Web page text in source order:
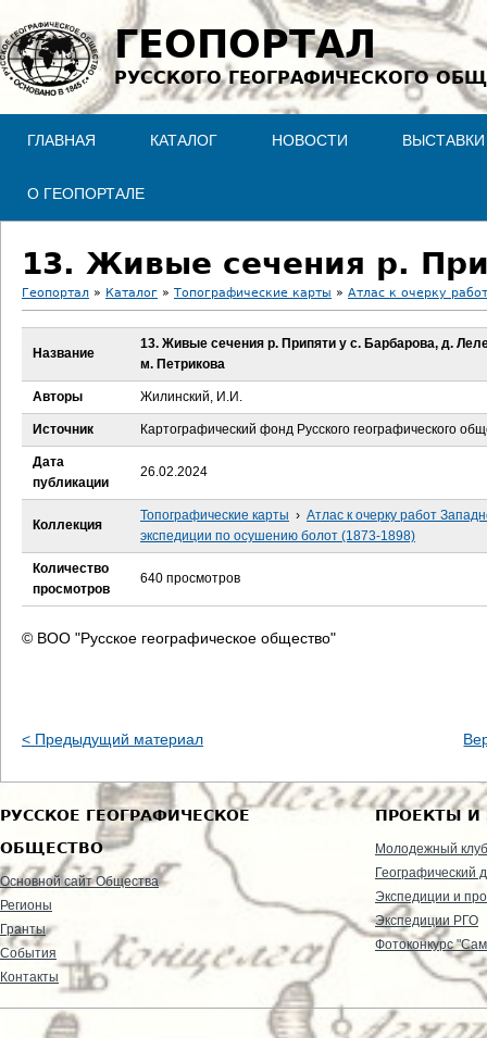
Jump to navigation
ГЕОПОРТАЛ
РУССКОГО ГЕОГРАФИЧЕСКОГО
ГЛАВНАЯ КАТАЛОГ НОВОСТИ ВЫСТАВКИ
О ГЕОПОРТАЛЕ
В
з
д
е
ь
Геопортал » Каталог » Топографические карты » Атлас к очерку
Название
13. Живые сечения р. Припяти у с. Барбарова, д.
м. Петрикова
Авторы Жилинский, И.И.
Источник Картографический фонд Русского географического
Дата
публикации
26.02.2024
Коллекция
Топографические карты › Атлас к очерку работ
экспедиции по осушению болот (1873-1898)
Количество
просмотров
640 просмотров
© ВОО "Русское географическое общество"
< Предыдущий материал
РУССКОЕ ГЕОГРАФИЧЕСКОЕ
ОБЩЕСТВО
Основной сайт Общества
Регионы
Гранты
События
Контакты
ПРОЕКТЫ И
Молодежный клуб
Географический
Экспедиции и
Экспедиции РГО
Фотоконкурс